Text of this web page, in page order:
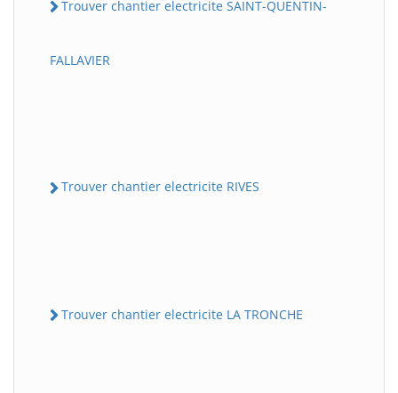
Trouver chantier electricite SAINT-QUENTIN-
FALLAVIER
Trouver chantier electricite RIVES
Trouver chantier electricite LA TRONCHE